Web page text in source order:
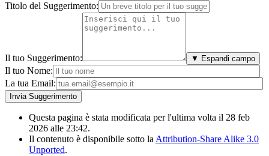
Titolo del Suggerimento:
Il tuo Suggerimento: ▼ Espandi campo
Il tuo Nome:
La tua Email:
Questa pagina è stata modificata per l'ultima volta il 28 feb
2026 alle 23:42.
Il contenuto è disponibile sotto la Attribution-Share Alike 3.0
Unported.